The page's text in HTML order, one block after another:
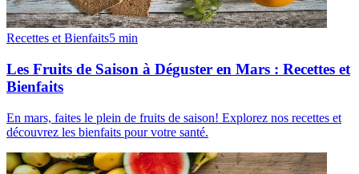
Recettes et Bienfaits5 min
Les Fruits de Saison à Déguster en Mars : Recettes et
Bienfaits
En mars, faites le plein de fruits de saison! Explorez nos recettes et
découvrez les bienfaits pour votre santé.